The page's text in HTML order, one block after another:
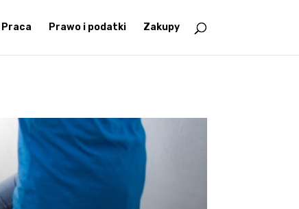
Praca Prawo i podatki Zakupy